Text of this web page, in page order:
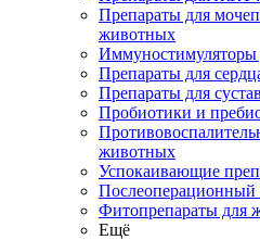
Препараты для
животных
Препараты для
Препараты для
Пробиотики и
животных
Успокаивающие
Послеоперационный
Фитопрепараты для
Ещё